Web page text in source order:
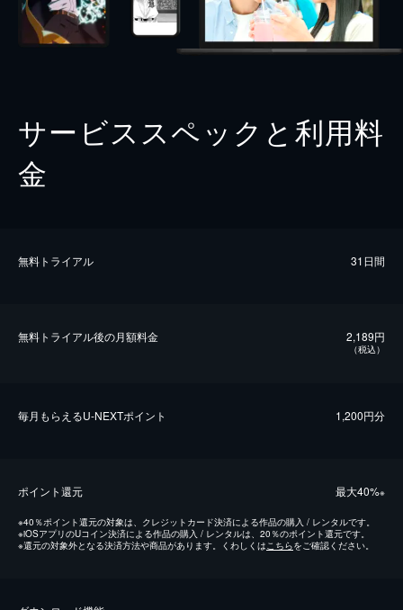
サービススペックと利用料
金
無料トライアル 31日間
無料トライアル後の⽉額料金 2,189円
（税込）
毎⽉もらえるU-NEXTポイント 1,200円分
ポイント還元 最⼤40%※
※40％ポイント還元の対象は、クレジットカード決済による作品の購入 / レンタルです。
※iOSアプリのUコイン決済による作品の購入 / レンタルは、20％のポイント還元です。
※還元の対象外となる決済方法や商品があります。くわしくはこちらをご確認ください。